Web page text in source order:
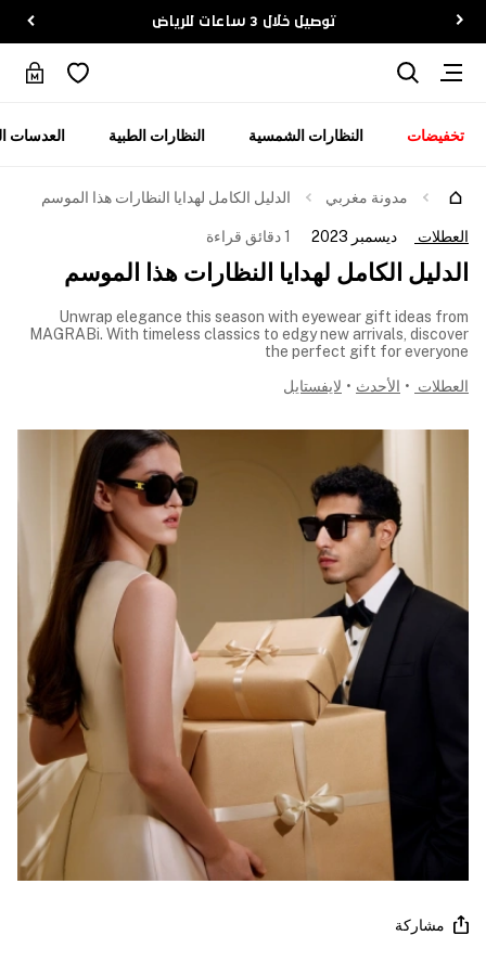
توصيل خلال 3 ساعات للرياض
تخفيضات النظارات الشمسية النظارات الطبية العدسات
مدونة مغربي الدليل الكامل لهدايا النظارات هذا الموسم
العطلات ديسمبر 2023 1 دقائق قراءة
الدليل الكامل لهدايا النظارات هذا الموسم
Unwrap elegance this season with eyewear gift ideas from
MAGRABi. With timeless classics to edgy new arrivals, discover
the perfect gift for everyone
العطلات • الأحدث • لايفستايل
مشاركة